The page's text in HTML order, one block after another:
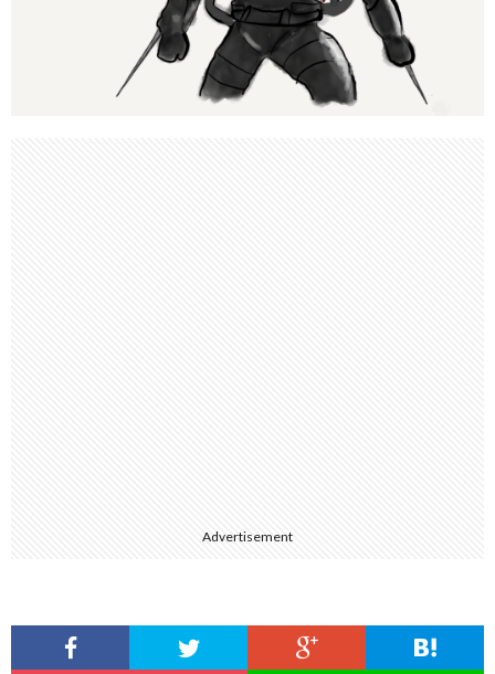
Advertisement